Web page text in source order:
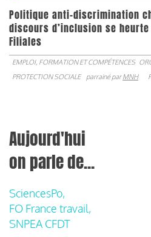
Politique anti-discrimination
discours d’inclusion se
Filiales
EMPLOI, FORMATION ET COMPÉTENCES
PROTECTION SOCIALE
parrainé parMNH
Aujourd'hui
on parle de...
SciencesPo,
FO France travail,
SNPEA CFDT